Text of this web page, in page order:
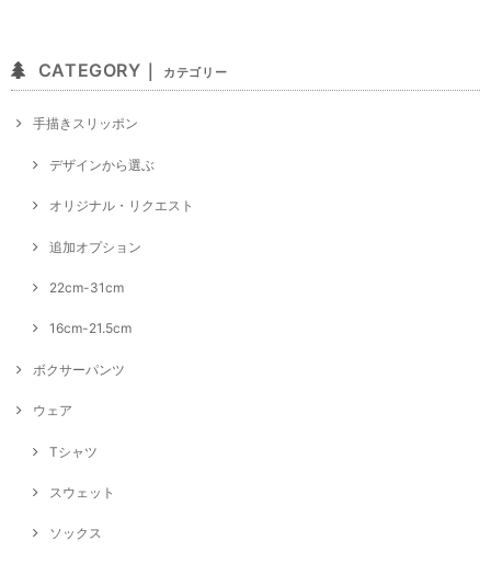
CATEGORY｜ カテゴリー
手描きスリッポン
デザインから選ぶ
オリジナル・リクエスト
追加オプション
22cm-31cm
16cm-21.5cm
ボクサーパンツ
ウェア
Tシャツ
スウェット
ソックス